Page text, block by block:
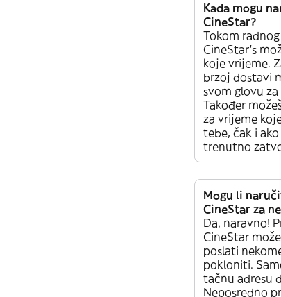
Kada mogu
CineStar?
Tokom
CineStar’s
koje vrijeme.
brzoj dostavi
svom glovu
Također
za vrijeme
tebe, čak i
trenutno
Mogu li
CineStar za
Da, naravno!
CineStar
poslati
pokloniti.
tačnu adresu
Neposredno